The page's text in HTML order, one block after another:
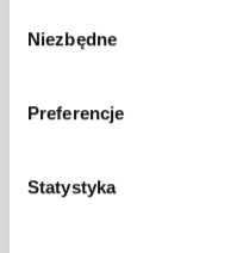
zgody
Niezbędne
Preferencje
Statystyka